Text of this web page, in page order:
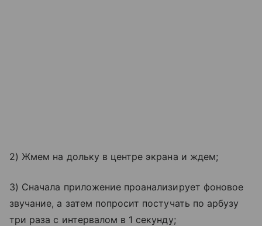
2) Жмем на дольку в центре экрана и ждем;
3) Сначала приложение проанализирует фоновое
звучание, а затем попросит постучать по арбузу
три раза с интервалом в 1 секунду;